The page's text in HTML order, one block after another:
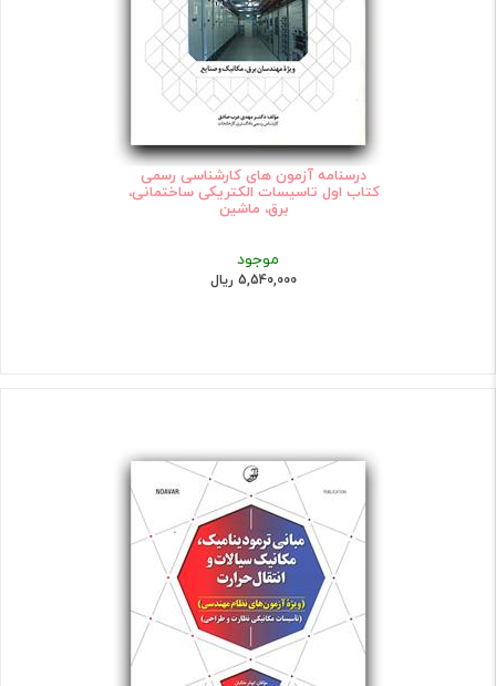
درسنامه آزمون های کارشناسی رسمی
کتاب اول تاسیسات الکتریکی ساختمانی،
برق، ماشین
موجود
5,540,000 ریال